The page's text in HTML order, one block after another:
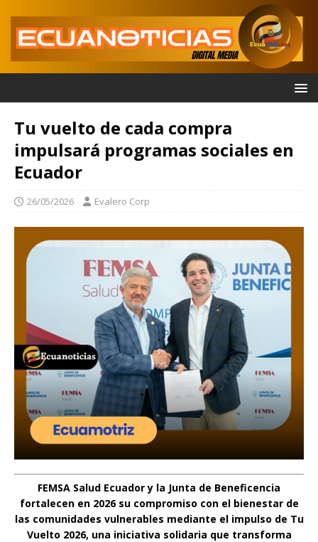
Tu vuelto de cada compra
impulsará programas sociales en
Ecuador
26/05/2026 Evalero Corp
FEMSA Salud Ecuador y la Junta de Beneficencia
fortalecen en 2026 su compromiso con el bienestar de
las comunidades vulnerables mediante el impulso de Tu
Vuelto 2026, una iniciativa solidaria que transforma